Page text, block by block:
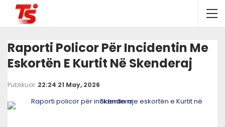
Raporti Policor Për Incidentin Me
Eskortën E Kurtit Në Skenderaj
Publikuar 22:24 21 May, 2026